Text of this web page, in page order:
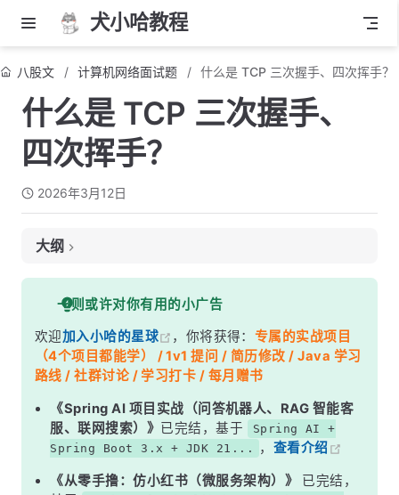
犬小哈教程
八股文 计算机网络面试题 什么是 TCP 三次握手、四次挥手？
什么是 TCP 三次握手、
四次挥手？
2026年3月12日
大纲
面试考察点
核心答案
深度解析
一、TCP 三次握手详解
二、TCP 四次挥手详解
三、状态变迁总结
一则或许对你有用的小广告
欢迎加入小哈的星球 ，你将获得： 专属的实战项目
（4个项目都能学） / 1v1 提问 / 简历修改 / Java 学习
路线 / 社群讨论 / 学习打卡 / 每月赠书
《Spring AI 项目实战（问答机器人、RAG 智能客
服、联网搜索）》 已完结，基于
Spring AI +
Spring Boot 3.x + JDK 21...
， 查看介绍
《从零手撸：仿小红书（微服务架构）》
已完结，